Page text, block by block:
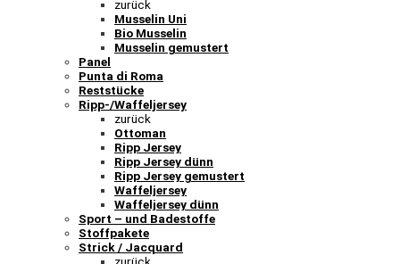
zurück
Musselin Uni
Bio Musselin
Musselin gemustert
Panel
Punta di Roma
Reststücke
Ripp-/Waffeljersey
zurück
Ottoman
Ripp Jersey
Ripp Jersey dünn
Ripp Jersey gemustert
Waffeljersey
Waffeljersey dünn
Sport – und Badestoffe
Stoffpakete
Strick / Jacquard
zurück